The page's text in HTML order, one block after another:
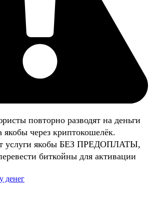
повторно разводят на деньги
якобы через криптокошелёк.
услуги якобы БЕЗ ПРЕДОПЛАТЫ,
биткойны для активации
денег